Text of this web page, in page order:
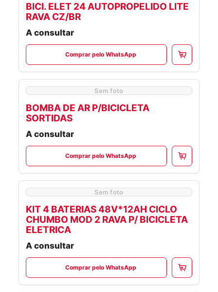
BICI. ELET 24 AUTOPROPELIDO LITE
RAVA CZ/BR
A consultar
Comprar pelo WhatsApp
Sem foto
BOMBA DE AR P/BICICLETA
SORTIDAS
A consultar
Comprar pelo WhatsApp
Sem foto
KIT 4 BATERIAS 48V*12AH CICLO
CHUMBO MOD 2 RAVA P/ BICICLETA
ELETRICA
A consultar
Comprar pelo WhatsApp